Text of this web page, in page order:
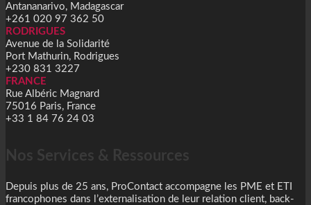
Antananarivo, Madagascar
+261 020 97 362 50
RODRIGUES
Avenue de la Solidarité
Port Mathurin, Rodrigues
+230 831 3227
FRANCE
Rue Albéric Magnard
75016 Paris, France
+33 1 84 76 24 03
Nos Services & Ressources
Depuis plus de 25 ans, ProContact accompagne les PME et ETI
francophones dans l’externalisation de leur relation client, back-